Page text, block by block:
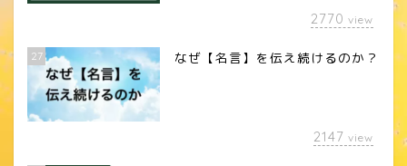
2770 view
27 なぜ【名言】を伝え続けるのか？
2147 view